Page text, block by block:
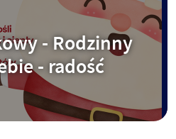
- Rodzinny
- radość